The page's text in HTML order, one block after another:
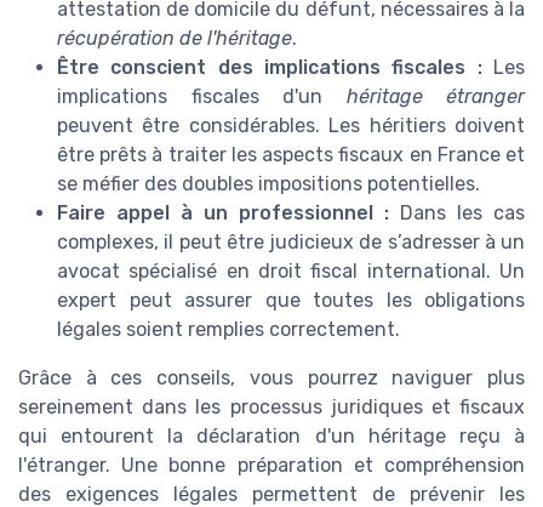
attestation de domicile du défunt, nécessaires à la
récupération de l'héritage.
Être conscient des implications fiscales :Les
implications fiscales d'un héritage étranger
peuvent être considérables. Les héritiers doivent
être prêts à traiter les aspects fiscaux en France et
se méfier des doubles impositions potentielles.
Faire appel à un professionnel : Dans les cas
complexes, il peut être judicieux de s’adresser à un
avocat spécialisé en droit fiscal international. Un
expert peut assurer que toutes les obligations
légales soient remplies correctement.
Grâce à ces conseils, vous pourrez naviguer plus
sereinement dans les processus juridiques et fiscaux
qui entourent la déclaration d'un héritage reçu à
l'étranger. Une bonne préparation et compréhension
des exigences légales permettent de prévenir les